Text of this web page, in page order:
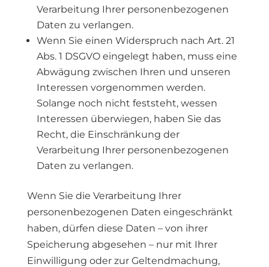
Verarbeitung Ihrer personenbezogenen
Daten zu verlangen.
Wenn Sie einen Widerspruch nach Art. 21
Abs. 1 DSGVO eingelegt haben, muss eine
Abwägung zwischen Ihren und unseren
Interessen vorgenommen werden.
Solange noch nicht feststeht, wessen
Interessen überwiegen, haben Sie das
Recht, die Einschränkung der
Verarbeitung Ihrer personenbezogenen
Daten zu verlangen.
Wenn Sie die Verarbeitung Ihrer
personenbezogenen Daten eingeschränkt
haben, dürfen diese Daten – von ihrer
Speicherung abgesehen – nur mit Ihrer
Einwilligung oder zur Geltendmachung,